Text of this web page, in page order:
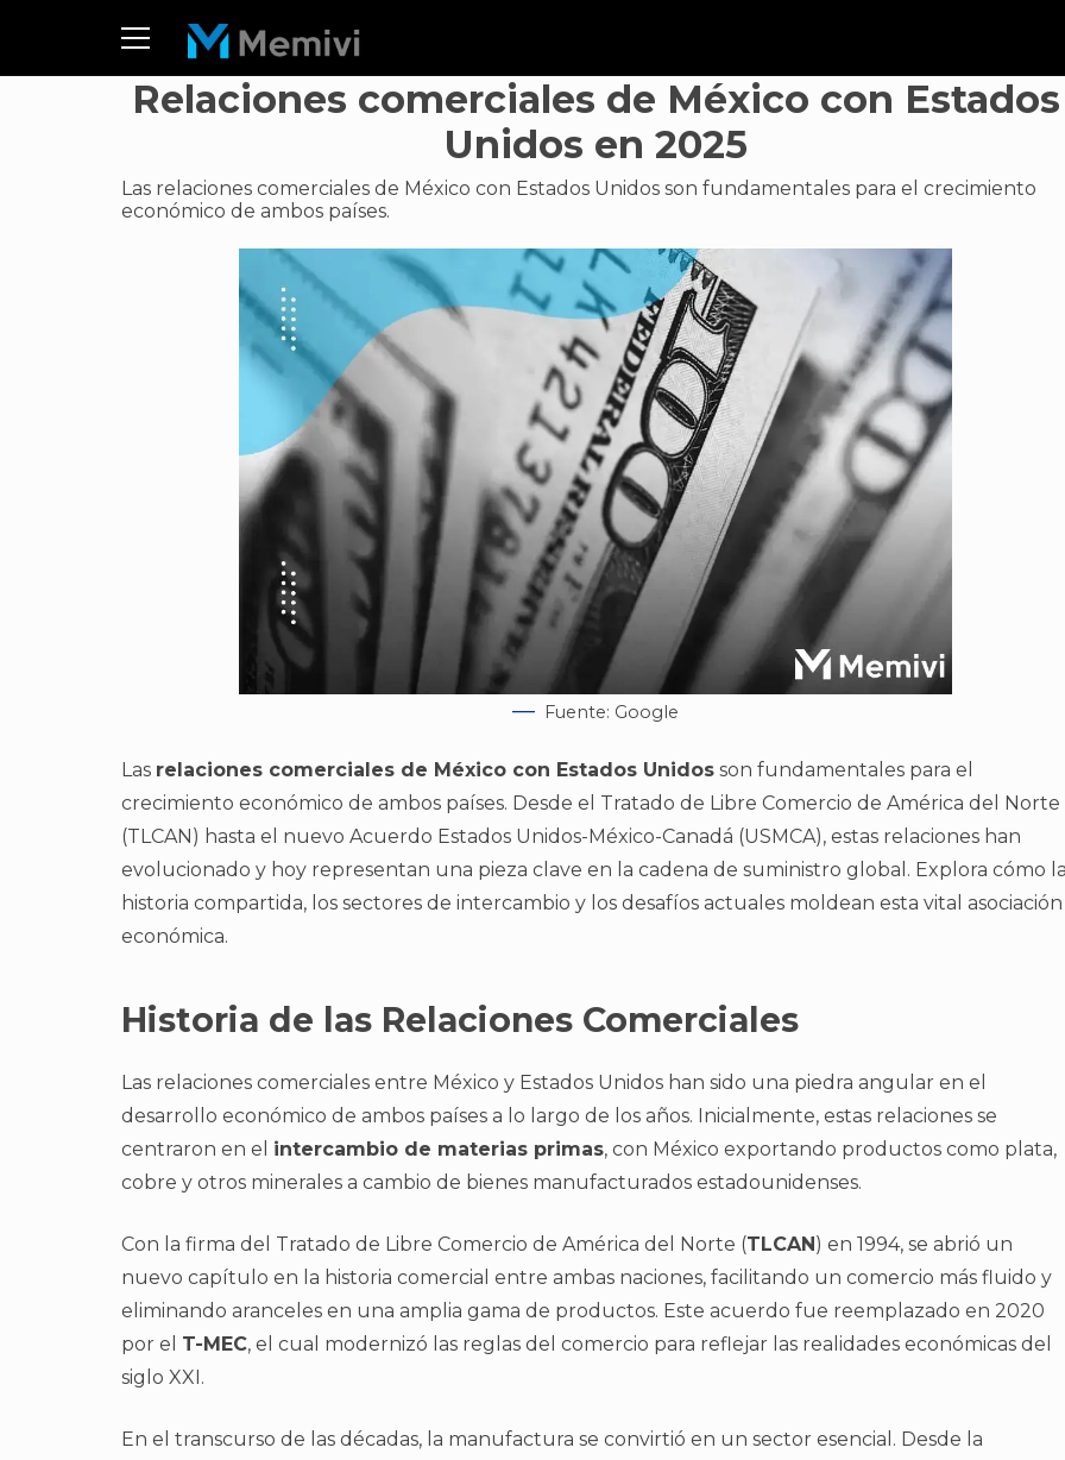
Relaciones comerciales de México con Estados
Unidos en 2025
Las relaciones comerciales de México con Estados Unidos son fundamentales para el crecimiento
económico de ambos países.
Fuente: Google
Las relaciones comerciales de México con Estados Unidos son fundamentales para el
crecimiento económico de ambos países. Desde el Tratado de Libre Comercio de América del Norte
(TLCAN) hasta el nuevo Acuerdo Estados Unidos-México-Canadá (USMCA), estas relaciones han
evolucionado y hoy representan una pieza clave en la cadena de suministro global. Explora cómo
historia compartida, los sectores de intercambio y los desafíos actuales moldean esta vital asociación
económica.
Historia de las Relaciones Comerciales
Las relaciones comerciales entre México y Estados Unidos han sido una piedra angular en el
desarrollo económico de ambos países a lo largo de los años. Inicialmente, estas relaciones se
centraron en el intercambio de materias primas, con México exportando productos como plata,
cobre y otros minerales a cambio de bienes manufacturados estadounidenses.
Con la firma del Tratado de Libre Comercio de América del Norte (TLCAN ) en 1994, se abrió un
nuevo capítulo en la historia comercial entre ambas naciones, facilitando un comercio más fluido y
eliminando aranceles en una amplia gama de productos. Este acuerdo fue reemplazado en 2020
por el T-MEC, el cual modernizó las reglas del comercio para reflejar las realidades económicas del
siglo XXI.
En el transcurso de las décadas, la manufactura se convirtió en un sector esencial. Desde la